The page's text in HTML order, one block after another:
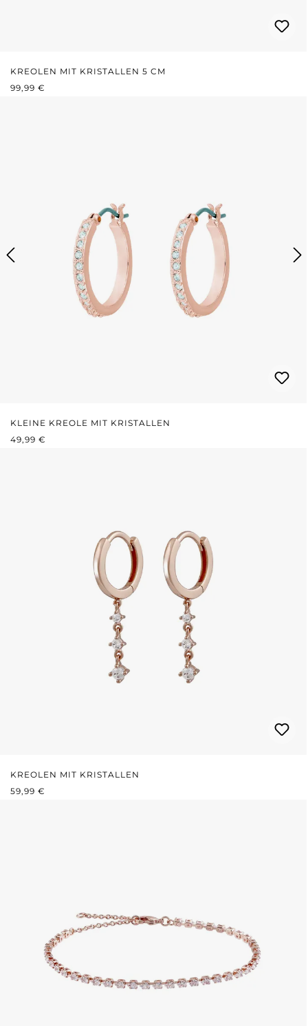
KREOLEN MIT KRISTALLEN 5 CM
REGULÄRER PREIS:
99,99 €
KLEINE KREOLE MIT KRISTALLEN
REGULÄRER PREIS:
49,99 €
KREOLEN MIT KRISTALLEN
REGULÄRER PREIS:
59,99 €